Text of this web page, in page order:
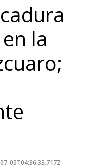
la
05T04:36:33.717Z